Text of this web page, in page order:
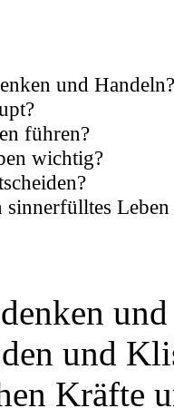
und Handeln?
führen?
wichtig?
Leben
und
Kräfte